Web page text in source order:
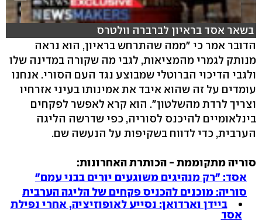
hlsjs-lite: Network error
בשאר אסד בראיון לברברה וולטרס
הדובר אמר כי "ממה שהתרחש בראיון, הוא נראה
מנותק לגמרי מהמציאות, לגבי מה שקורה במדינה שלו
ולגבי הדיכוי הברוטלי שמבוצע נגד העם הסורי. אנחנו
עומדים על זה שהוא איבד את אמינותו בעיני אזרחיו
וצריך לרדת מהשלטון". הוא קרא לאפשר לפקחים
בינלאומיים להיכנס לסוריה, כפי שדרשה הליגה
הערבית, כדי לדווח בשקיפות על הנעשה שם.
סוריה מתקוממת - הכותרת האחרונות:
אסד: "רק מנהיגים משוגעים יורים בבני עמם"
סוריה: מוכנים להכניס פקחים של הליגה הערבית
ביידן וארדואן: נסייע לאופוזיציה, אחרי נפילת
אסד